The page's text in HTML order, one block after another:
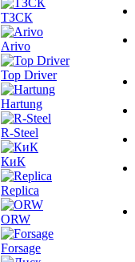
ТЗСК
Arivo
Top Driver
Hartung
R-Steel
КиК
Replica
ORW
Forsage